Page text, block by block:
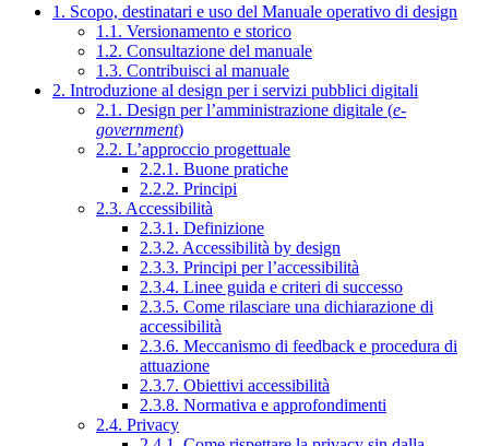
1. Scopo, destinatari e uso del Manuale operativo di design
1.1. Versionamento e storico
1.2. Consultazione del manuale
1.3. Contribuisci al manuale
2. Introduzione al design per i servizi pubblici digitali
2.1. Design per l’amministrazione digitale (e-
government)
2.2. L’approccio progettuale
2.2.1. Buone pratiche
2.2.2. Principi
2.3. Accessibilità
2.3.1. Definizione
2.3.2. Accessibilità by design
2.3.3. Principi per l’accessibilità
2.3.4. Linee guida e criteri di successo
2.3.5. Come rilasciare una dichiarazione di
accessibilità
2.3.6. Meccanismo di feedback e procedura di
attuazione
2.3.7. Obiettivi accessibilità
2.3.8. Normativa e approfondimenti
2.4. Privacy